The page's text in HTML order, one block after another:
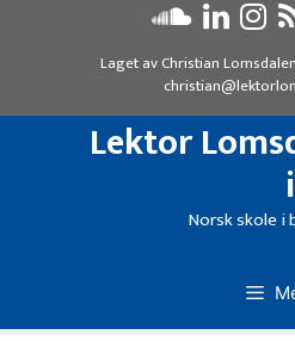
Laget avChristian Lomsdalen
Lektor
Norsk skole